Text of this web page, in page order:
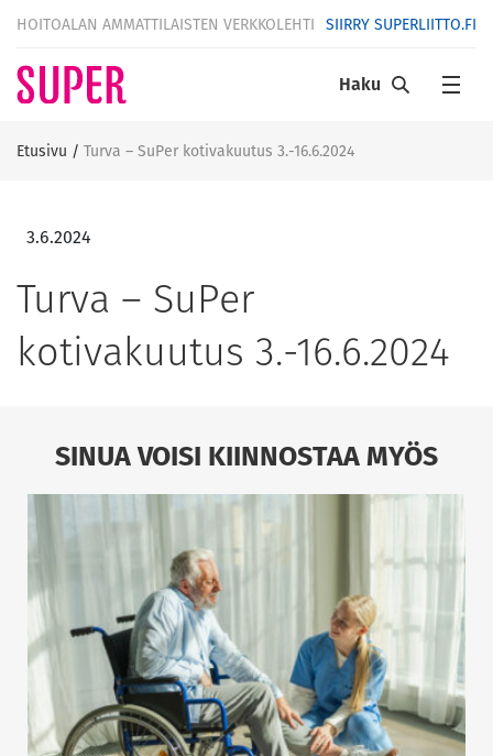
HOITOALAN AMMATTILAISTEN VERKKOLEHTI SIIRRY SUPERLIITTO.FI
Haku
Etusivu / Turva – SuPer kotivakuutus 3.-16.6.2024
3.6.2024
Turva – SuPer
kotivakuutus 3.-16.6.2024
SINUA VOISI KIINNOSTAA MYÖS